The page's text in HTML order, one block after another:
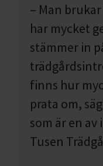
– Man
har mycket
stämmer in
finns hur
prata om,
som är en
Tusen